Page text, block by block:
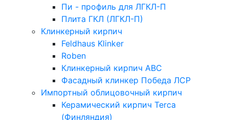
Пи - профиль для ЛГКЛ-П
Плита ГКЛ (ЛГКЛ-П)
Клинкерный кирпич
Feldhaus Klinker
Roben
Клинкерный кирпич ABC
Фасадный клинкер Победа ЛСР
Импортный облицовочный кирпич
Керамический кирпич Terca
(Финляндия)